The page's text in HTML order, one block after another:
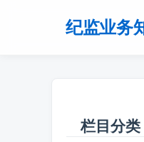
纪监业务
栏目分类